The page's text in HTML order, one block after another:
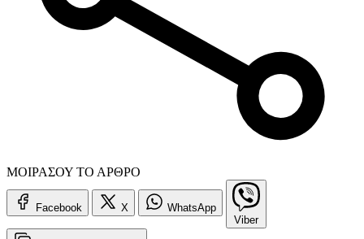
ΜΟΙΡΑΣΟΥ ΤΟ ΑΡΘΡΟ
Facebook X
WhatsApp
Viber